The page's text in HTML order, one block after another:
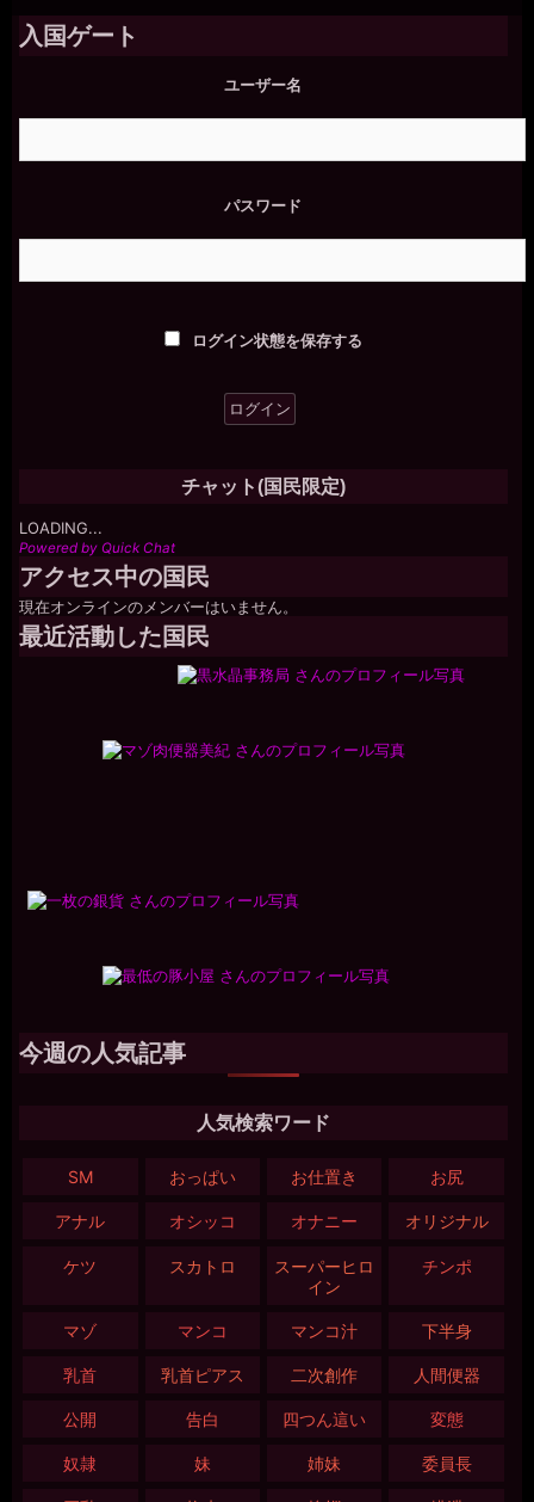
入国ゲート
ユーザー名
パスワード
ログイン状態を保存する
チャット(国民限定)
LOADING...
Powered by Quick Chat
アクセス中の国民
現在オンラインのメンバーはいません。
最近活動した国民
今週の人気記事
人気検索ワード
SM おっぱい お仕置き お尻
アナル オシッコ オナニー オリジナル
ケツ スカトロ
スーパーヒロ
イン
チンポ
マゾ マンコ マンコ汁 下半身
乳首 乳首ピアス 二次創作 人間便器
公開 告白 四つん這い 変態
奴隷 妹 姉妹 委員長